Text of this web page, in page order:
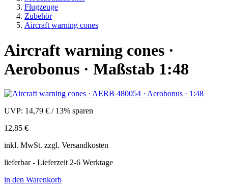
Flugzeuge
Zubehör
Aircraft warning cones
Aircraft warning cones ·
Aerobonus · Maßstab 1:48
UVP: 14,79 € / 13% sparen
12,85 €
inkl. MwSt. zzgl. Versandkosten
lieferbar - Lieferzeit 2-6 Werktage
in den Warenkorb